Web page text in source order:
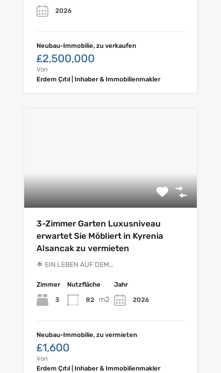
2026
Neubau-Immobilie, zu verkaufen
₤2,500,000
Von
Erdem Çıtıl | Inhaber & Immobilienmakler
3-Zimmer Garten Luxusniveau
erwartet Sie Möbliert in Kyrenia
Alsancak zu vermieten
🌟 EIN LEBEN AUF DEM…
Zimmer
3
Nutzfläche
82 m2
Jahr
2026
Neubau-Immobilie, zu vermieten
₤1,600
Von
Erdem Çıtıl | Inhaber & Immobilienmakler